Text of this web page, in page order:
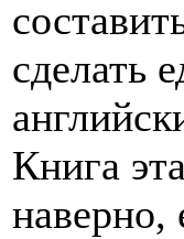
сделать
Книга
наверно,